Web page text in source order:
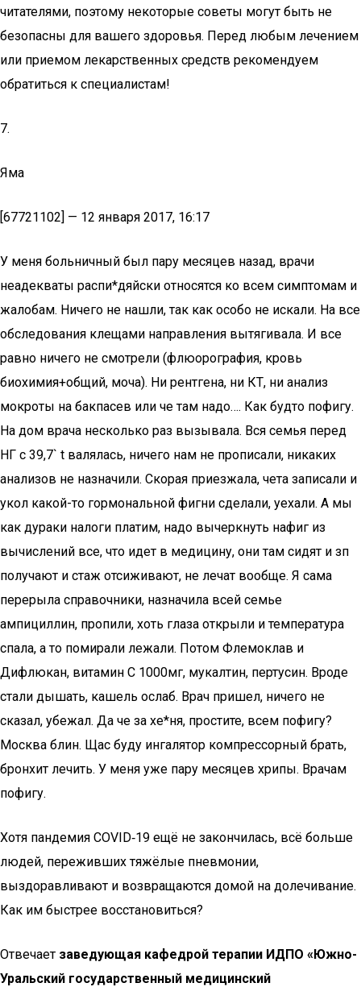
читателями, поэтому некоторые советы могут быть не
безопасны для вашего здоровья. Перед любым лечением
или приемом лекарственных средств рекомендуем
обратиться к специалистам!
7.
Яма
[67721102] — 12 января 2017, 16:17
У меня больничный был пару месяцев назад, врачи
неадекваты распи*дяйски относятся ко всем симптомам и
жалобам. Ничего не нашли, так как особо не искали. На все
обследования клещами направления вытягивала. И все
равно ничего не смотрели (флюорография, кровь
биохимия+общий, моча). Ни рентгена, ни КТ, ни анализ
мокроты на бакпасев или че там надо…. Как будто пофигу.
На дом врача несколько раз вызывала. Вся семья перед
НГ с 39,7` t валялась, ничего нам не прописали, никаких
анализов не назначили. Скорая приезжала, чета записали и
укол какой-то гормональной фигни сделали, уехали. А мы
как дураки налоги платим, надо вычеркнуть нафиг из
вычислений все, что идет в медицину, они там сидят и зп
получают и стаж отсиживают, не лечат вообще. Я сама
перерыла справочники, назначила всей семье
ампициллин, пропили, хоть глаза открыли и температура
спала, а то помирали лежали. Потом Флемоклав и
Дифлюкан, витамин С 1000мг, мукалтин, пертусин. Вроде
стали дышать, кашель ослаб. Врач пришел, ничего не
сказал, убежал. Да че за хе*ня, простите, всем пофигу?
Москва блин. Щас буду ингалятор компрессорный брать,
бронхит лечить. У меня уже пару месяцев хрипы. Врачам
пофигу.
Хотя пандемия COVID‑19 ещё не закончилась, всё больше
людей, переживших тяжёлые пневмонии,
выздоравливают и возвращаются домой на долечивание.
Как им быстрее восстановиться?
Отвечает заведующая кафедрой терапии ­ИДПО «Южно-
Уральский государственный медицинский